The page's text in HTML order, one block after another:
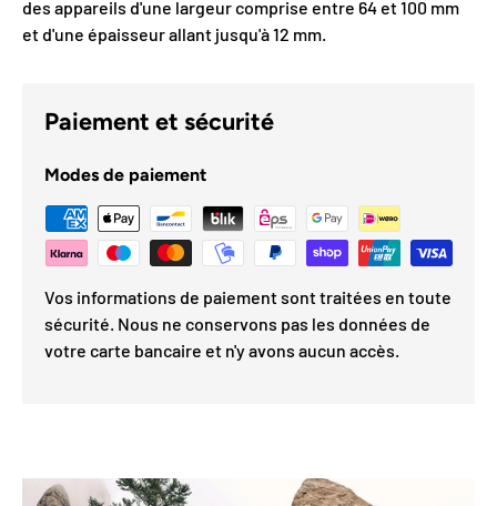
des appareils d'une largeur comprise entre 64 et 100 mm
et d'une épaisseur allant jusqu'à 12 mm.
Paiement et sécurité
Modes de paiement
Vos informations de paiement sont traitées en toute
sécurité. Nous ne conservons pas les données de
votre carte bancaire et n'y avons aucun accès.